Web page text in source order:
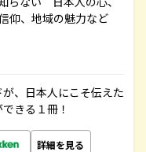
仰、地域の魅力など
、日本人にこそ伝えた
きる１冊！
詳細を見る